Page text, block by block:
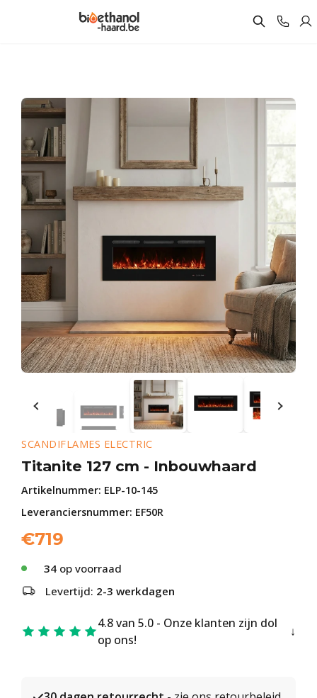
SCANDIFLAMES ELECTRIC
Titanite 127 cm - Inbouwhaard
Artikelnummer: ELP-10-145
Leveranciersnummer: EF50R
€719
34 op voorraad
Levertijd: 2-3 werkdagen
4.8 van 5.0 - Onze klanten zijn dol
op ons!